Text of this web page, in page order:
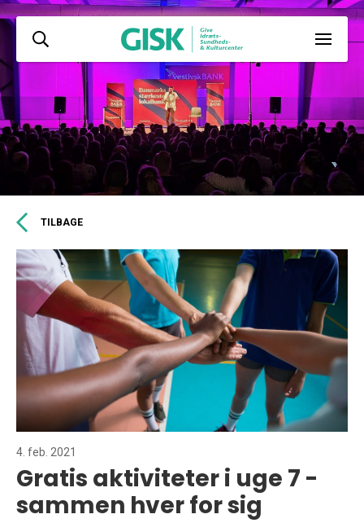
TILBAGE
4. feb. 2021
Gratis aktiviteter i uge 7 -
sammen hver for sig